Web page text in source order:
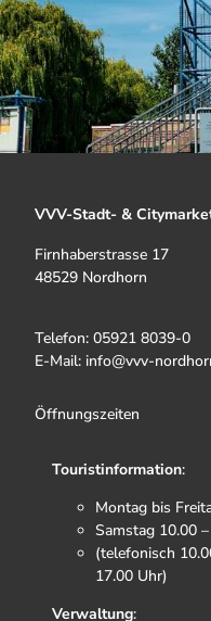
VVV-Stadt- &
Firnhaberstrasse 17
48529 Nordhorn
Telefon: 05921 8039-0
E-Mail: info@vvv-
Öffnungszeiten
Touristinformation:
Montag bis
Samstag 10.00
(telefonisch
17.00 Uhr)
Verwaltung: